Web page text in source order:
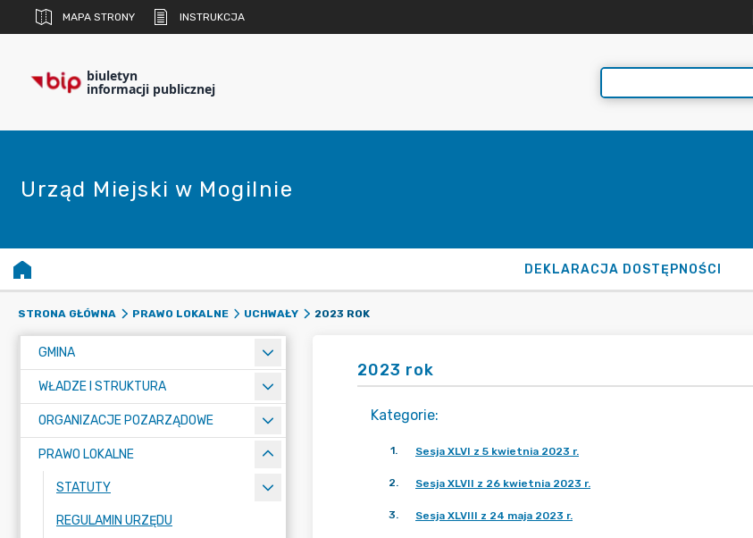
MAPA STRONY INSTRUKCJA
biuletyn
informacji publicznej
Urząd Miejski w Mogilnie
DEKLARACJA DOSTĘPNOŚCI
STRONA GŁÓWNA PRAWO LOKALNE UCHWAŁY 2023 ROK
GMINA
WŁADZE I STRUKTURA
ORGANIZACJE POZARZĄDOWE
PRAWO LOKALNE
STATUTY
REGULAMIN URZĘDU
2023 rok
Kategorie:
1. Sesja XLVI z 5 kwietnia 2023 r.
2. Sesja XLVII z 26 kwietnia 2023 r.
3. Sesja XLVIII z 24 maja 2023 r.